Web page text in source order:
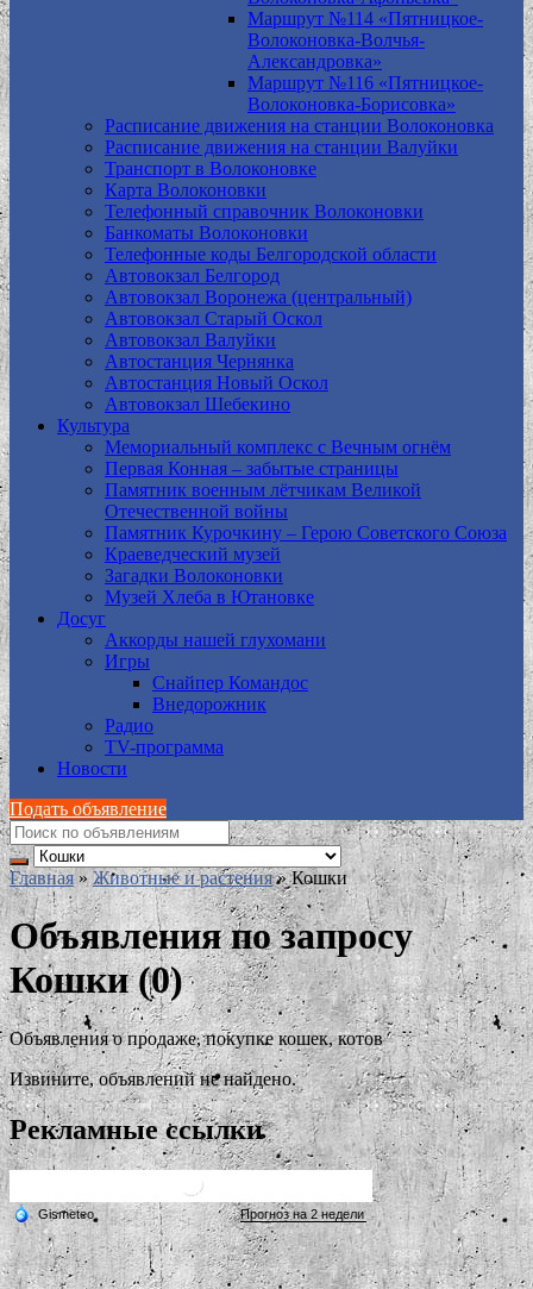
Маршрут №114 «Пятницкое-
Волоконовка-Волчья-
Александровка»
Маршрут №116 «Пятницкое-
Волоконовка-Борисовка»
Расписание движения на станции Волоконовка
Расписание движения на станции Валуйки
Транспорт в Волоконовке
Карта Волоконовки
Телефонный справочник Волоконовки
Банкоматы Волоконовки
Телефонные коды Белгородской области
Автовокзал Белгород
Автовокзал Воронежа (центральный)
Автовокзал Старый Оскол
Автовокзал Валуйки
Автостанция Чернянка
Автостанция Новый Оскол
Автовокзал Шебекино
Культура
Мемориальный комплекс с Вечным огнём
Первая Конная – забытые страницы
Памятник военным лётчикам Великой
Отечественной войны
Памятник Курочкину – Герою Советского Союза
Краеведческий музей
Загадки Волоконовки
Музей Хлеба в Ютановке
Досуг
Аккорды нашей глухомани
Игры
Снайпер Командос
Внедорожник
Радио
TV-программа
Новости
Подать объявление
Главная » Животные и растения » Кошки
Объявления по запросу
Кошки (0)
Объявления о продаже, покупке кошек, котов
Извините, объявлений не найдено.
Рекламные ссылки